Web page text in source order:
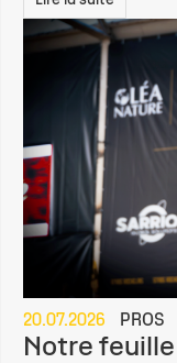
20.07.2026 PROS
Notre